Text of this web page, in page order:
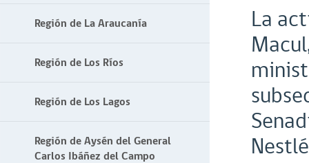
Región de La Araucanía
Región de Los Ríos
Región de Los Lagos
Región de Aysén del General
Carlos Ibáñez del Campo
La